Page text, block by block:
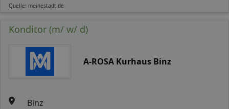
Quelle: meinestadt.de
Konditor (m/ w/ d)
A-ROSA Kurhaus Binz
Binz